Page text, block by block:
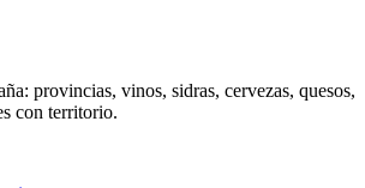
provincias, vinos, sidras, cervezas, quesos,
con territorio.